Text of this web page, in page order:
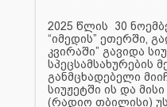
2025 წლის 30
“იმედის” ეთერში,
კვირაში” გავიდა
სპეცსამსახურების
განმცხადებელი
სიუჟეტში ის და
(რადიო თბილისი)